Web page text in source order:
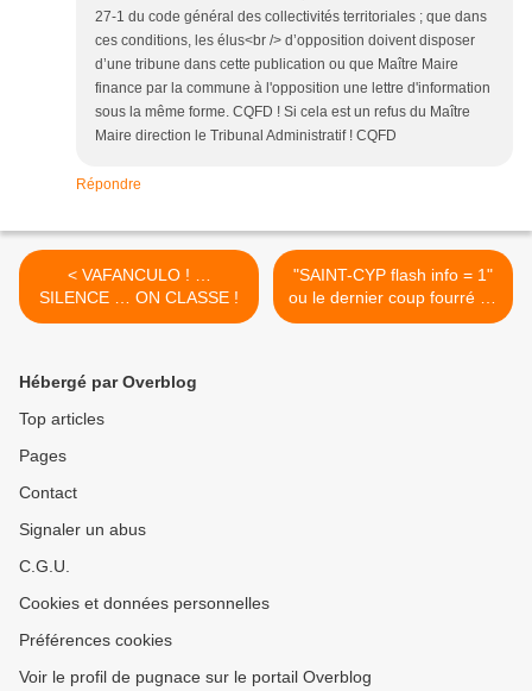
27-1 du code général des collectivités territoriales ; que dans
ces conditions, les élus<br /> d’opposition doivent disposer
d’une tribune dans cette publication ou que Maître Maire
finance par la commune à l'opposition une lettre d'information
sous la même forme. CQFD ! Si cela est un refus du Maître
Maire direction le Tribunal Administratif ! CQFD
Répondre
< VAFANCULO ! …
SILENCE … ON CLASSE !
"SAINT-CYP flash info = 1"
ou le dernier coup fourré de
Thierry Del Poso >
Hébergé par Overblog
Top articles
Pages
Contact
Signaler un abus
C.G.U.
Cookies et données personnelles
Préférences cookies
Voir le profil de pugnace sur le portail Overblog